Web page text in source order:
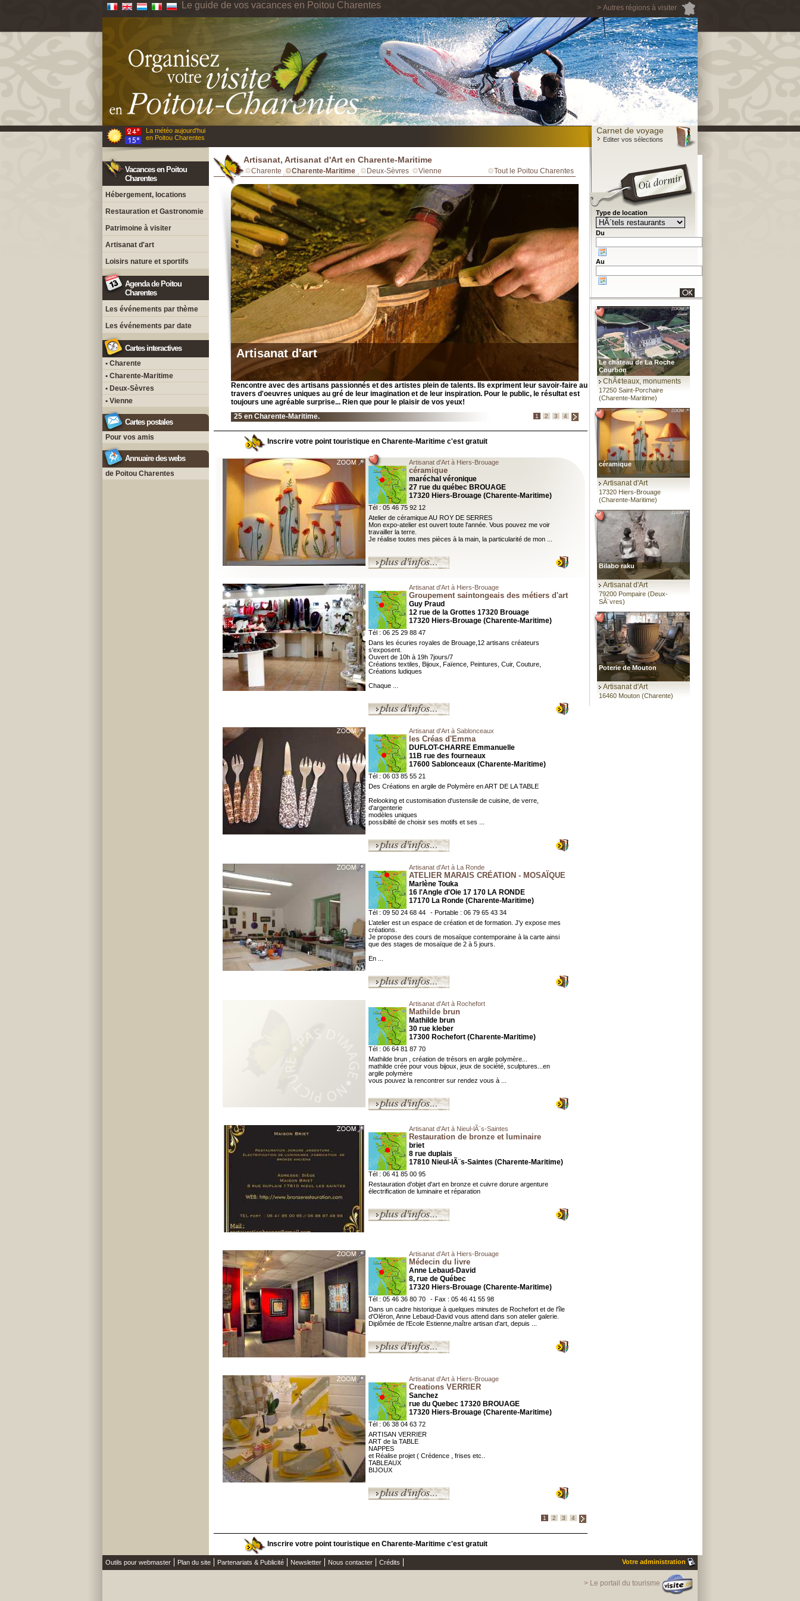
> Autres régions à visiter
Le guide de vos vacances en Poitou Charentes
La météo aujourd'hui
en Poitou Charentes
Carnet de voyage
Editer vos sélections
Vacances en Poitou
Charentes
Hébergement, locations
Restauration et Gastronomie
Patrimoine à visiter
Artisanat d'art
Loisirs nature et sportifs
Agenda de Poitou
Charentes
Les événements par thème
Les événements par date
Cartes interactives
• Charente
• Charente-Maritime
• Deux-Sèvres
• Vienne
Cartes postales
Pour vos amis
Annuaire des webs
de Poitou Charentes
Artisanat, Artisanat d'Art en Charente-Maritime
Charente Charente-Maritime Deux-Sèvres Vienne Tout le Poitou Charentes
Artisanat d'art
Rencontre avec des artisans passionnés et des artistes plein de talents. Ils expriment leur savoir-faire au
travers d'oeuvres uniques au gré de leur imagination et de leur inspiration. Pour le public, le résultat est
toujours une agréable surprise... Rien que pour le plaisir de vos yeux!
25 en Charente-Maritime.
1 2 3 4
Inscrire votre point touristique en Charente-Maritime c'est gratuit
Artisanat d'Art à Hiers-Brouage
céramique
maréchal véronique
27 rue du québec BROUAGE
17320 Hiers-Brouage (Charente-Maritime)
Tél : 05 46 75 92 12
Atelier de céramique AU ROY DE SERRES
Mon expo-atelier est ouvert toute l'année. Vous pouvez me voir
travailler la terre.
Je réalise toutes mes pièces à la main, la particularité de mon ...
Artisanat d'Art à Hiers-Brouage
Groupement saintongeais des métiers d'art
Guy Praud
12 rue de la Grottes 17320 Brouage
17320 Hiers-Brouage (Charente-Maritime)
Tél : 06 25 29 88 47
Dans les écuries royales de Brouage,12 artisans créateurs
s'exposent.
Ouvert de 10h à 19h 7jours/7
Créations textiles, Bijoux, Faïence, Peintures, Cuir, Couture,
Créations ludiques
Chaque ...
Artisanat d'Art à Sablonceaux
les Créas d'Emma
DUFLOT-CHARRE Emmanuelle
11B rue des fourneaux
17600 Sablonceaux (Charente-Maritime)
Tél : 06 03 85 55 21
Des Créations en argile de Polymère en ART DE LA TABLE
Relooking et customisation d'ustensile de cuisine, de verre,
d'argenterie
modèles uniques
possibilité de choisir ses motifs et ses ...
Artisanat d'Art à La Ronde
ATELIER MARAIS CRÉATION - MOSAÏQUE
Marlène Touka
16 l'Angle d'Oie 17 170 LA RONDE
17170 La Ronde (Charente-Maritime)
Tél : 09 50 24 68 44
- Portable : 06 79 65 43 34
L’atelier est un espace de création et de formation. J'y expose mes
créations.
Je propose des cours de mosaïque contemporaine à la carte ainsi
que des stages de mosaïque de 2 à 5 jours.
En ...
Artisanat d'Art à Rochefort
Mathilde brun
Mathilde brun
30 rue kleber
17300 Rochefort (Charente-Maritime)
Tél : 06 64 81 87 70
Mathilde brun , création de trésors en argile polymère...
mathilde crée pour vous bijoux, jeux de société, sculptures...en
argile polymère
vous pouvez la rencontrer sur rendez vous à ...
Artisanat d'Art à Nieul-lÃ¨s-Saintes
Restauration de bronze et luminaire
briet
8 rue duplais
17810 Nieul-lÃ¨s-Saintes (Charente-Maritime)
Tél : 06 41 85 00 95
Restauration d'objet d'art en bronze et cuivre dorure argenture
électrification de luminaire et réparation
Artisanat d'Art à Hiers-Brouage
Médecin du livre
Anne Lebaud-David
8, rue de Québec
17320 Hiers-Brouage (Charente-Maritime)
Tél : 05 46 36 80 70
- Fax : 05 46 41 55 98
Dans un cadre historique à quelques minutes de Rochefort et de l'île
d'Oléron, Anne Lebaud-David vous attend dans son atelier galerie.
Diplômée de l'Ecole Estienne,maître artisan d'art, depuis ...
Artisanat d'Art à Hiers-Brouage
Creations VERRIER
Sanchez
rue du Quebec 17320 BROUAGE
17320 Hiers-Brouage (Charente-Maritime)
Tél : 06 38 04 63 72
ARTISAN VERRIER
ART de la TABLE
NAPPES
et Réalise projet ( Crédence , frises etc..
TABLEAUX
BIJOUX
1 2 3 4
Inscrire votre point touristique en Charente-Maritime c'est gratuit
Type de location
Du
Au
Le château de La Roche
Courbon
ChÃ¢teaux, monuments
17250 Saint-Porchaire
(Charente-Maritime)
céramique
Artisanat d'Art
17320 Hiers-Brouage
(Charente-Maritime)
Bilabo raku
Artisanat d'Art
79200 Pompaire (Deux-
SÃ¨vres)
Poterie de Mouton
Artisanat d'Art
16460 Mouton (Charente)
Outils pour webmaster Plan du site Partenariats & Publicité Newsletter Nous contacter Crédits Votre administration
> Le portail du tourisme